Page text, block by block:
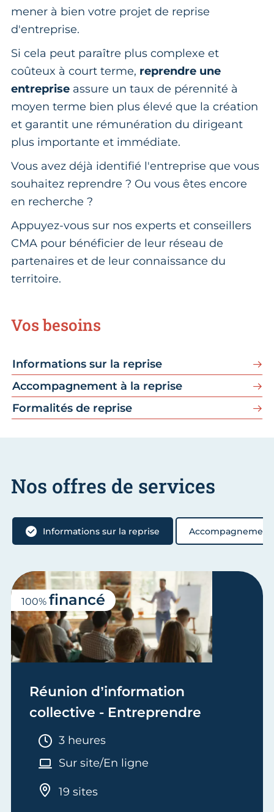
mener à bien votre projet de reprise
d'entreprise.
Si cela peut paraître plus complexe et
coûteux à court terme, reprendre une
entreprise assure un taux de pérennité à
moyen terme bien plus élevé que la création
et garantit une rémunération du dirigeant
plus importante et immédiate.
Vous avez déjà identifié l'entreprise que vous
souhaitez reprendre ? Ou vous êtes encore
en recherche ?
Appuyez-vous sur nos experts et conseillers
CMA pour bénéficier de leur réseau de
partenaires et de leur connaissance du
territoire.
Vos besoins
Informations sur la reprise
Accompagnement à la reprise
Formalités de reprise
Nos offres de services
Informations sur la reprise Accompagnement
Réunion d’information
collective - Entreprendre
Durée :
3 heures
Sur site/En ligne
19 sites
100% financé